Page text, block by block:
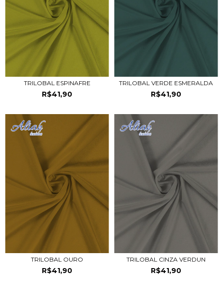
TRILOBAL ESPINAFRE
R$41,90
TRILOBAL VERDE ESMERALDA
R$41,90
TRILOBAL OURO
R$41,90
TRILOBAL CINZA VERDUN
R$41,90